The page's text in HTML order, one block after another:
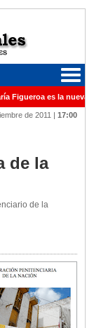
Figueroa es la nueva
por su
de la Nación
de 2011 | 17:00
de la
de la